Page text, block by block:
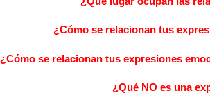
¿Cómo se relacionan tus
¿Cómo se relacionan tus expresiones
¿Qué NO es una